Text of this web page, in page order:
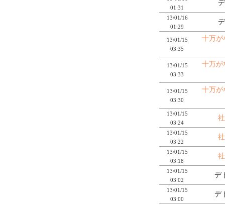
01:31
13/01/16
01:29
13/01/15
03:35
十万が
13/01/15
03:33
十万が
13/01/15
03:30
十万が
13/01/15
03:24
13/01/15
03:22
13/01/15
03:18
13/01/15
03:02
デ
13/01/15
03:00
デ